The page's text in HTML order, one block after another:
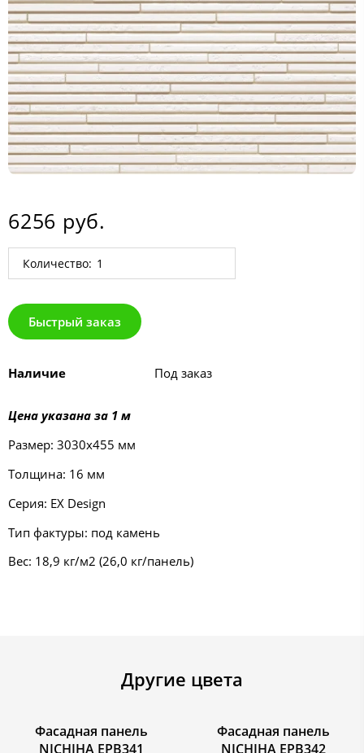
6256 руб.
Количество:
Быстрый заказ
Наличие Под заказ
Цена указана за 1 м
Размер: 3030х455 мм
Толщина: 16 мм
Серия: EX Design
Тип фактуры: под камень
Вес: 18,9 кг/м2 (26,0 кг/панель)
Другие цвета
Фасадная панель
NICHIHA EPB341
Фасадная панель
NICHIHA EPB342